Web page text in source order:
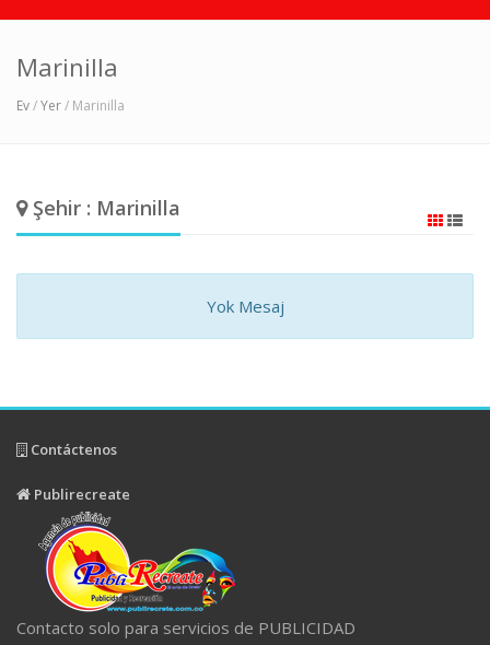
Marinilla
Ev/Yer/ Marinilla
Şehir : Marinilla
Yok Mesaj
Contáctenos
Publirecreate
Contacto solo para servicios de PUBLICIDAD